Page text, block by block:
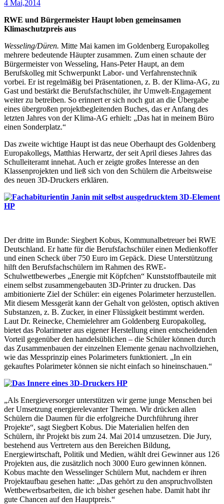
4 Mai,2014
RWE und Bürgermeister Haupt loben gemeinsamen
Klimaschutzpreis aus
Wesseling/Düren. Mitte Mai kamen im Goldenberg Europakolleg
mehrere bedeutende Häupter zusammen. Zum einen schaute der
Bürgermeister von Wesseling, Hans-Peter Haupt, an dem
Berufskolleg mit Schwerpunkt Labor- und Verfahrenstechnik
vorbei. Er ist regelmäßig bei Präsentationen, z. B. der Klima-AG, zu
Gast und bestärkt die Berufsfachschüler, ihr Umwelt-Engagement
weiter zu betreiben. So erinnert er sich noch gut an die Übergabe
eines übergroßen projektbegleitenden Buches, das er Anfang des
letzten Jahres von der Klima-AG erhielt: „Das hat in meinem Büro
einen Sonderplatz.“
Das zweite wichtige Haupt ist das neue Oberhaupt des Goldenberg
Europakollegs, Matthias Herwartz, der seit April dieses Jahres das
Schulleiteramt innehat. Auch er zeigte großes Interesse an den
Klassenprojekten und ließ sich von den Schülern die Arbeitsweise
des neuen 3D-Druckers erklären.
Der dritte im Bunde: Siegbert Kobus, Kommunalbetreuer bei RWE
Deutschland. Er hatte für die Berufsfachschüler einen Medienkoffer
und einen Scheck über 750 Euro im Gepäck. Diese Unterstützung
hilft den Berufsfachschülern im Rahmen des RWE-
Schulwettbewerbes „Energie mit Köpfchen“ Kunststoffbauteile mit
einem selbst zusammengebauten 3D-Printer zu drucken. Das
ambitionierte Ziel der Schüler: ein eigenes Polarimeter herzustellen.
Mit diesem Messgerät kann der Gehalt von gelösten, optisch aktiven
Substanzen, z. B. Zucker, in einer Flüssigkeit bestimmt werden.
Laut Dr. Reinecke, Chemielehrer am Goldenberg Europakolleg,
bietet das Polarimeter aus eigener Herstellung einen entscheidenden
Vorteil gegenüber den handelsüblichen – die Schüler können durch
das Zusammenbauen der einzelnen Elemente genau nachvollziehen,
wie das Messprinzip eines Polarimeters funktioniert. „In ein
gekauftes Polarimeter können sie nicht einfach so hineinschauen.“
„Als Energieversorger unterstützen wir gerne junge Menschen bei
der Umsetzung energierelevanter Themen. Wir drücken allen
Schülern die Daumen für die erfolgreiche Durchführung ihrer
Projekte“, sagt Siegbert Kobus. Die Materialien helfen den
Schülern, ihr Projekt bis zum 24. Mai 2014 umzusetzen. Die Jury,
bestehend aus Vertretern aus den Bereichen Bildung,
Energiewirtschaft, Politik und Medien, wählt drei Gewinner aus 126
Projekten aus, die zusätzlich noch 3000 Euro gewinnen können.
Kobus machte den Wesselinger Schülern Mut, nachdem er ihren
Projektaufbau gesehen hatte: „Das gehört zu den anspruchvollsten
Wettbewerbsarbeiten, die ich bisher gesehen habe. Damit habt ihr
gute Chancen auf den Hauptpreis.“